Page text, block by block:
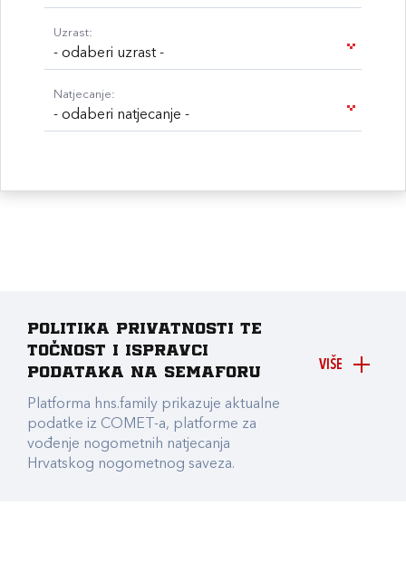
Uzrast:
- odaberi uzrast -
Natjecanje:
- odaberi natjecanje -
VIŠE
Politika privatnosti te
točnost i ispravci
podataka na Semaforu
Platforma hns.family prikazuje aktualne
podatke iz COMET-a, platforme za
vođenje nogometnih natjecanja
Hrvatskog nogometnog saveza.